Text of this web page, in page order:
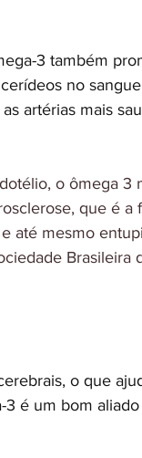
3 também
no
artérias mais
o ômega 3
que é a
até mesmo
Brasileira
o que
é um bom